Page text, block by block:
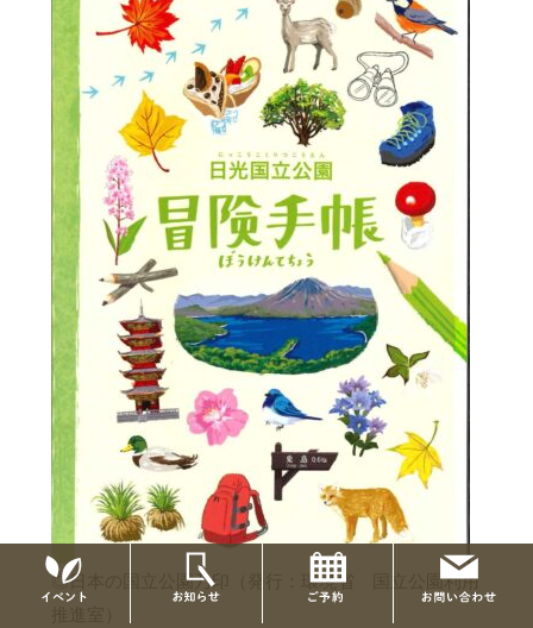
◎日本の国立公園乃印（発行：環境省 国立公園利用